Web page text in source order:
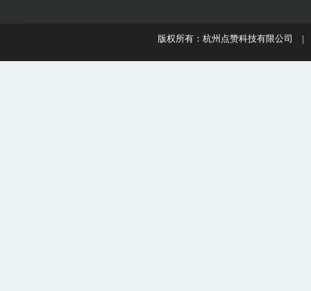
版权所有：杭州点赞科技有限公司